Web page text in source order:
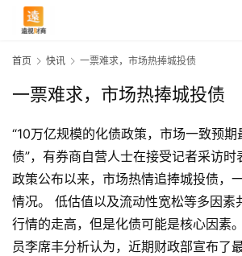
首页 快讯 一票难求，市场热捧城投债
一票难求，市场热捧城投债
“10万亿规模的化债政策，市场一致预
债”，有券商自营人士在接受记者采访时
政策公布以来，市场热情追捧城投债，
情况。 低估值以及流动性宽松等多因素
行情的走高，但是化债可能是核心因素
员李席丰分析认为，近期财政部宣布了